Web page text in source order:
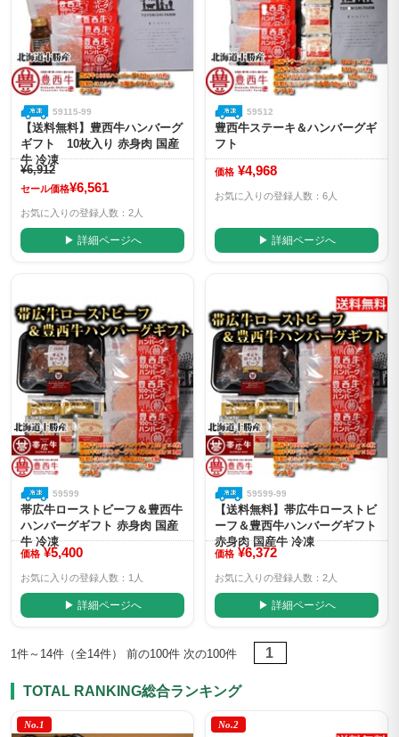
59115-99
【送料無料】豊西牛ハンバーグ
ギフト 10枚入り 赤身肉 国産
牛 冷凍
¥6,912
セール価格¥6,561
お気に入りの登録人数：2人
▶ 詳細ページへ
59512
豊西牛ステーキ＆ハンバーグギ
フト
価格 ¥4,968
お気に入りの登録人数：6人
▶ 詳細ページへ
59599
帯広牛ローストビーフ＆豊西牛
ハンバーグギフト 赤身肉 国産
牛 冷凍
価格 ¥5,400
お気に入りの登録人数：1人
▶ 詳細ページへ
59599-99
【送料無料】帯広牛ローストビ
ーフ＆豊西牛ハンバーグギフト
赤身肉 国産牛 冷凍
価格¥6,372
お気に入りの登録人数：2人
▶ 詳細ページへ
1件～14件（全14件） 前の100件 次の100件 1
TOTAL RANKING総合ランキング
No.1 No.2